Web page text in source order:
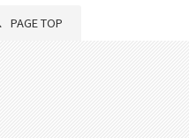
PAGE TOP